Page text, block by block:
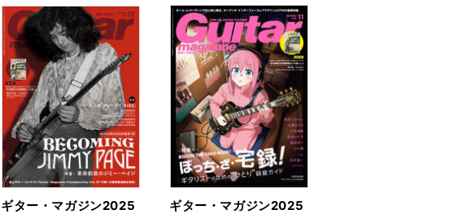
ギター・マガジン2025
ギター・マガジン2025